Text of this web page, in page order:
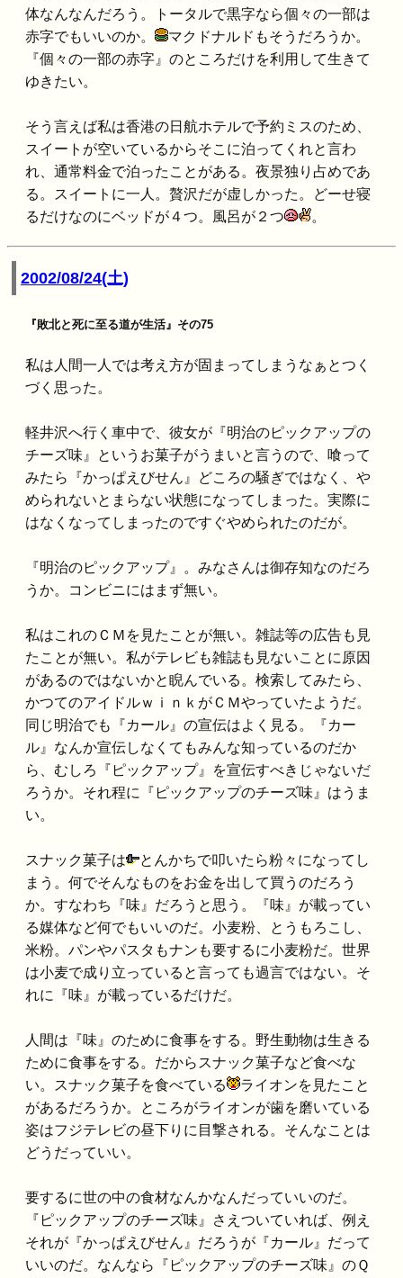
体なんなんだろう。トータルで黒字なら個々の一部は
赤字でもいいのか。
マクドナルドもそうだろうか。
『個々の一部の赤字』のところだけを利用して生きて
ゆきたい。
そう言えば私は香港の日航ホテルで予約ミスのため、
スイートが空いているからそこに泊ってくれと言わ
れ、通常料金で泊ったことがある。夜景独り占めであ
る。スイートに一人。贅沢だが虚しかった。どーせ寝
るだけなのにベッドが４つ。風呂が２つ
。
2002/08/24(土)
『敗北と死に至る道が生活』その75
私は人間一人では考え方が固まってしまうなぁとつく
づく思った。
軽井沢へ行く車中で、彼女が『明治のピックアップの
チーズ味』というお菓子がうまいと言うので、喰って
みたら『かっぱえびせん』どころの騒ぎではなく、や
められないとまらない状態になってしまった。実際に
はなくなってしまったのですぐやめられたのだが。
『明治のピックアップ』。みなさんは御存知なのだろ
うか。コンビニにはまず無い。
私はこれのＣＭを見たことが無い。雑誌等の広告も見
たことが無い。私がテレビも雑誌も見ないことに原因
があるのではないかと睨んでいる。検索してみたら、
かつてのアイドルｗｉｎｋがＣＭやっていたようだ。
同じ明治でも『カール』の宣伝はよく見る。『カー
ル』なんか宣伝しなくてもみんな知っているのだか
ら、むしろ『ピックアップ』を宣伝すべきじゃないだ
ろうか。それ程に『ピックアップのチーズ味』はうま
い。
スナック菓子は
とんかちで叩いたら粉々になってし
まう。何でそんなものをお金を出して買うのだろう
か。すなわち『味』だろうと思う。『味』が載ってい
る媒体など何でもいいのだ。小麦粉、とうもろこし、
米粉。パンやパスタもナンも要するに小麦粉だ。世界
は小麦で成り立っていると言っても過言ではない。そ
れに『味』が載っているだけだ。
人間は『味』のために食事をする。野生動物は生きる
ために食事をする。だからスナック菓子など食べな
い。スナック菓子を食べている
ライオンを見たこと
があるだろうか。ところがライオンが歯を磨いている
姿はフジテレビの昼下りに目撃される。そんなことは
どうだっていい。
要するに世の中の食材なんかなんだっていいのだ。
『ピックアップのチーズ味』さえついていれば、例え
それが『かっぱえびせん』だろうが『カール』だって
いいのだ。なんなら『ピックアップのチーズ味』のＱ